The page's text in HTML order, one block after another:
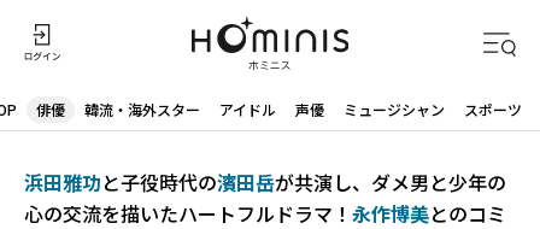
俳優 韓流・海外スター アイドル 声優 ミュージシャン スポーツ
浜田雅功と子役時代の濱田岳が共演し、ダメ男と少年の
心の交流を描いたハートフルドラマ！ 永作博美とのコミ